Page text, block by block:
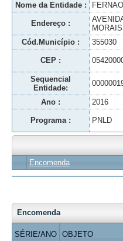
Nome da Entidade :
Endereço :
MORAIS
Cód.Município : 355030
CEP :
Sequencial
Entidade:
Ano : 2016
Programa : PNLD
Encomenda
Encomenda
SÉRIE/ANO OBJETO